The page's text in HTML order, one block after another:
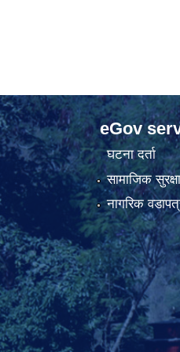
eGov
घटना दर्ता
सामाजिक सुरक्षा
नागरिक